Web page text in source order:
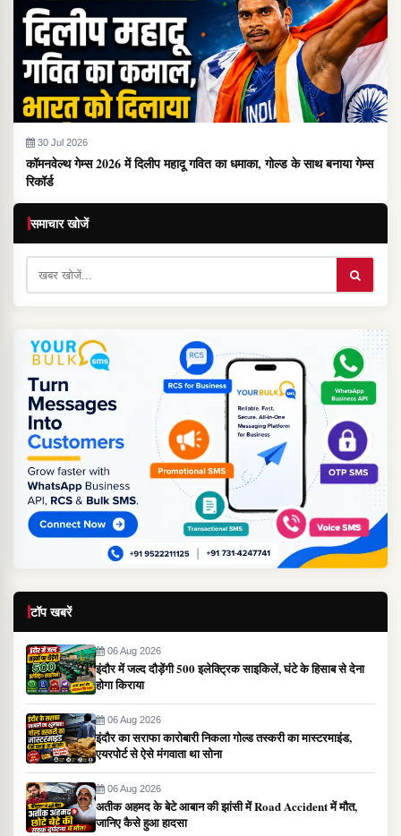
30 Jul 2026
कॉमनवेल्थ गेम्स 2026 में दिलीप महादू गवित का धमाका, गोल्ड के साथ बनाया गेम्स
रिकॉर्ड
समाचार खोजें
टॉप खबरें
06 Aug 2026
इंदौर में जल्द दौड़ेंगी 500 इलेक्ट्रिक साइकिलें, घंटे के हिसाब से देना
होगा किराया
06 Aug 2026
इंदौर का सराफा कारोबारी निकला गोल्ड तस्करी का मास्टरमाइंड,
एयरपोर्ट से ऐसे मंगवाता था सोना
06 Aug 2026
अतीक अहमद के बेटे आबान की झांसी में Road Accident में मौत,
जानिए कैसे हुआ हादसा